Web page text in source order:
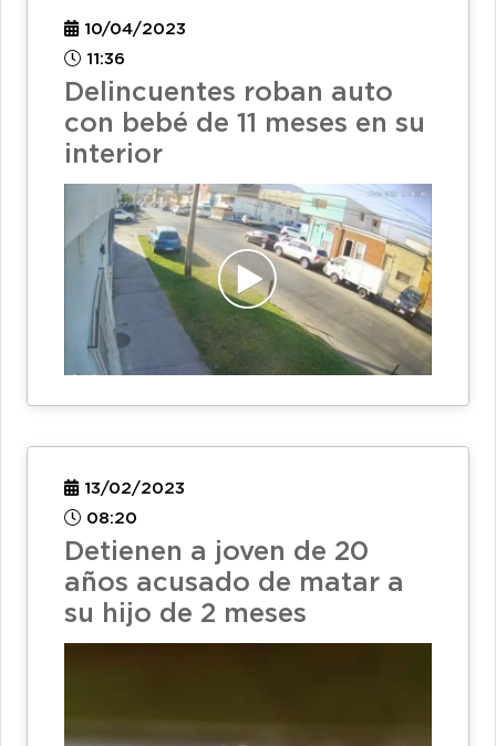
10/04/2023
11:36
Delincuentes roban auto
con bebé de 11 meses en su
interior
13/02/2023
08:20
Detienen a joven de 20
años acusado de matar a
su hijo de 2 meses